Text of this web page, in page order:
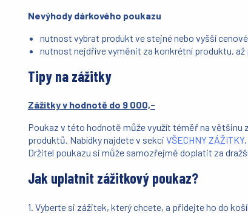
Nevýhody dárkového poukazu
nutnost vybrat produkt ve stejné nebo vyšší
nutnost nejdříve vyměnit za konkrétní produktu,
Tipy na zážitky
Zážitky v hodnotě do 9 000,-
Poukaz v této hodnotě může využít téměř na většinu
produktů. Nabídky najdete v sekciVŠECHNY ZÁŽITKY
Držitel poukazu si může samozřejmě doplatit za
Jak uplatnit zážitkový poukaz?
1. Vyberte si zážitek, který chcete, a přidejte ho do